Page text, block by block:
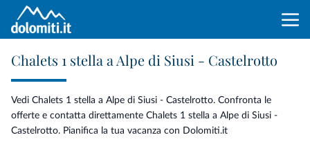
Chalets 1 stella a Alpe di Siusi - Castelrotto
Vedi Chalets 1 stella a Alpe di Siusi - Castelrotto. Confronta le
offerte e contatta direttamente Chalets 1 stella a Alpe di Siusi -
Castelrotto. Pianifica la tua vacanza con Dolomiti.it